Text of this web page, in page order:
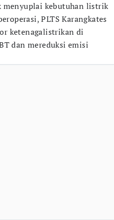
menyuplai kebutuhan listrik
PLTS Karangkates
ketenagalistrikan di
dan mereduksi emisi